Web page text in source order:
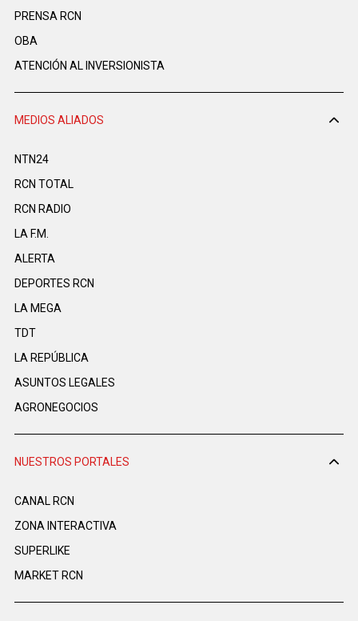
PRENSA RCN
OBA
ATENCIÓN AL INVERSIONISTA
MEDIOS ALIADOS
NTN24
RCN TOTAL
RCN RADIO
LA F.M.
ALERTA
DEPORTES RCN
LA MEGA
TDT
LA REPÚBLICA
ASUNTOS LEGALES
AGRONEGOCIOS
NUESTROS PORTALES
CANAL RCN
ZONA INTERACTIVA
SUPERLIKE
MARKET RCN